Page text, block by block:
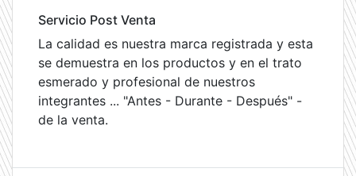
Servicio Post Venta
La calidad es nuestra marca registrada y esta
se demuestra en los productos y en el trato
esmerado y profesional de nuestros
integrantes ... "Antes - Durante - Después" -
de la venta.